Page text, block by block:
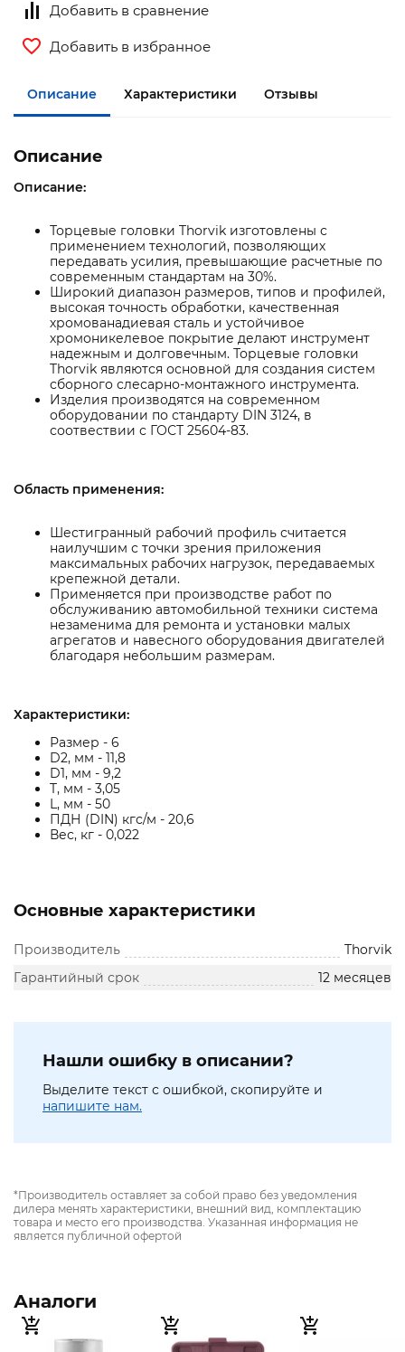
Добавить в сравнение
Добавить в избранное
Описание Характеристики Отзывы
Описание
Описание:
Торцевые головки Thorvik изготовлены с
применением технологий, позволяющих
передавать усилия, превышающие расчетные по
современным стандартам на 30%.
Широкий диапазон размеров, типов и профилей,
высокая точность обработки, качественная
хромованадиевая сталь и устойчивое
хромоникелевое покрытие делают инструмент
надежным и долговечным. Торцевые головки
Thorvik являются основной для создания систем
сборного слесарно-монтажного инструмента.
Изделия производятся на современном
оборудовании по стандарту DIN 3124, в
соотвествии с ГОСТ 25604-83.
Область применения:
Шестигранный рабочий профиль считается
наилучшим с точки зрения приложения
максимальных рабочих нагрузок, передаваемых
крепежной детали.
Применяется при производстве работ по
обслуживанию автомобильной техники система
незаменима для ремонта и установки малых
агрегатов и навесного оборудования двигателей
благодаря небольшим размерам.
Характеристики:
Размер - 6
D2, мм - 11,8
D1, мм - 9,2
T, мм - 3,05
L, мм - 50
ПДН (DIN) кгс/м - 20,6
Вес, кг - 0,022
Основные характеристики
Производитель
Thorvik
Гарантийный срок
12 месяцев
Нашли ошибку в описании?
Выделите текст с ошибкой, скопируйте и
напишите нам.
*Производитель оставляет за собой право без уведомления
дилера менять характеристики, внешний вид, комплектацию
товара и место его производства. Указанная информация не
является публичной офертой
Аналоги